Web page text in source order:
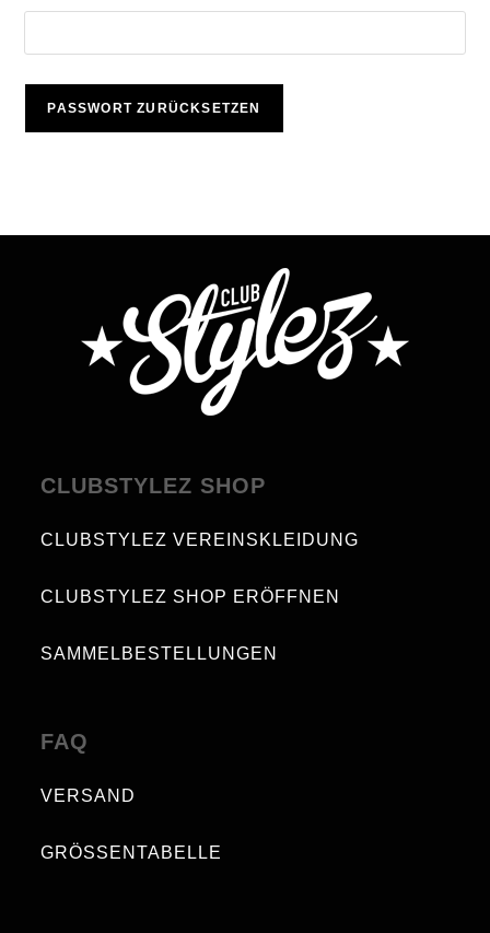
PASSWORT ZURÜCKSETZEN
CLUBSTYLEZ SHOP
CLUBSTYLEZ VEREINSKLEIDUNG
CLUBSTYLEZ SHOP ERÖFFNEN
SAMMELBESTELLUNGEN
FAQ
VERSAND
GRÖSSENTABELLE